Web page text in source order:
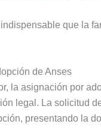
que la
de Anses
la asignación por
legal. La solicitud
presentando la